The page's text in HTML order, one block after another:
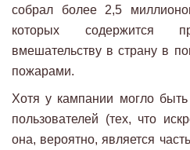
собрал более 2,5
которых содержится
вмешательству в страну в
пожарами.
Хотя у кампании могло
пользователей (тех, что
она, вероятно, является